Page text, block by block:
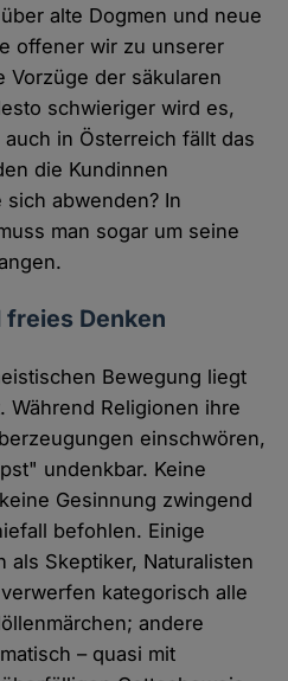
alte Dogmen und neue
offener wir zu unserer
Vorzüge der säkularen
schwieriger wird es,
in Österreich fällt das
die Kundinnen
abwenden? In
man sogar um seine
Denken
Bewegung liegt
Religionen ihre
einschwören,
undenkbar. Keine
Gesinnung zwingend
befohlen. Einige
als Skeptiker, Naturalisten
kategorisch alle
andere
– quasi mit